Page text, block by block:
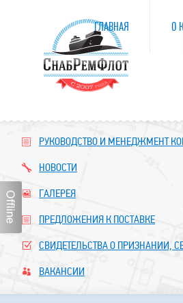
РУКОВОДСТВО И МЕНЕДЖМЕНТ
НОВОСТИ
ГАЛЕРЕЯ
ПРЕДЛОЖЕНИЯ К ПОСТАВКЕ
СВИДЕТЕЛЬСТВА О ПРИЗНАНИИ,
ВАКАНСИИ
ГЛАВНАЯ О